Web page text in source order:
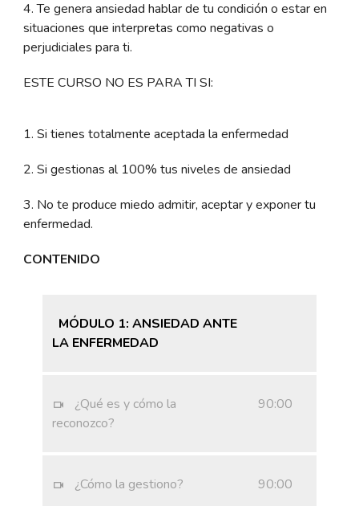
4. Te genera ansiedad hablar de tu condición o estar en
situaciones que interpretas como negativas o
perjudiciales para ti.
ESTE CURSO NO ES PARA TI SI:
1. Si tienes totalmente aceptada la enfermedad
2. Si gestionas al 100% tus niveles de ansiedad
3. No te produce miedo admitir, aceptar y exponer tu
enfermedad.
CONTENIDO
MÓDULO 1: ANSIEDAD ANTE
LA ENFERMEDAD
¿Qué es y cómo la
reconozco?
90:00
¿Cómo la gestiono? 90:00